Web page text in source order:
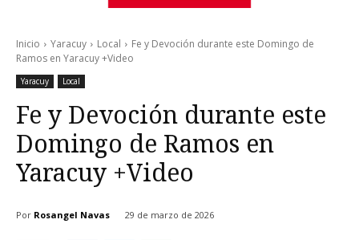
Inicio Yaracuy Local
Fe y Devoción durante este Domingo de
Ramos en Yaracuy +Video
Yaracuy Local
Fe y Devoción durante este
Domingo de Ramos en
Yaracuy +Video
Por Rosangel Navas 29 de marzo de 2026